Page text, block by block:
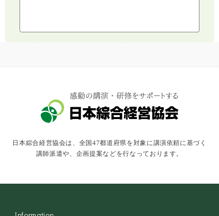
コミュニケーション・話し方
キャスター・アナウンサー
俳優・タレント・モデル
落語・講談・色物
安全大会
日本綜合経営協会は、全国47都道府県を対象に講演依頼に基づく
講師派遣や、企画提案などを行なっております。